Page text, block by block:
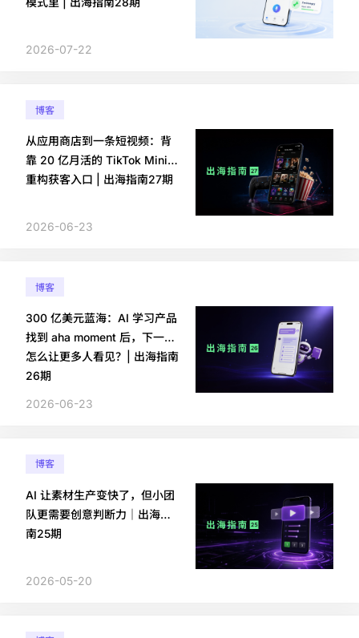
2026-07-22
博客
从应用商店到一条短视频：背
靠 20 亿月活的 TikTok Minis
重构获客入口 | 出海指南27期
2026-06-23
博客
300 亿美元蓝海：AI 学习产品
找到 aha moment 后，下一步
怎么让更多人看见？| 出海指南
26期
2026-06-23
博客
AI 让素材生产变快了，但小团
队更需要创意判断力｜出海指
南25期
2026-05-20